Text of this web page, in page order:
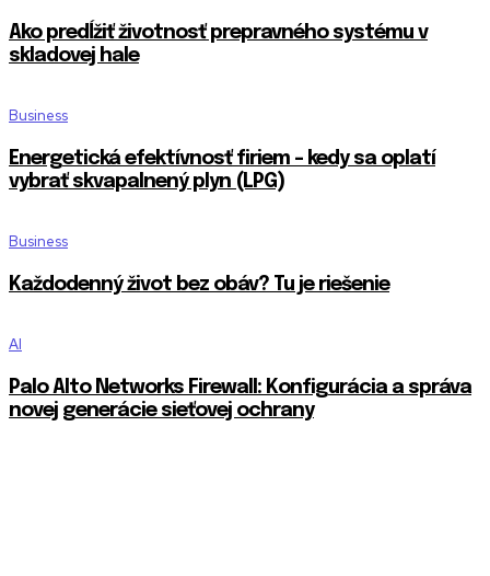
Ako predĺžiť životnosť prepravného systému v
skladovej hale
Business
Energetická efektívnosť firiem – kedy sa oplatí
vybrať skvapalnený plyn (LPG)
Business
Každodenný život bez obáv? Tu je riešenie
AI
Palo Alto Networks Firewall: Konfigurácia a správa
novej generácie sieťovej ochrany